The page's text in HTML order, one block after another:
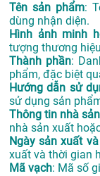
Tên sản phẩm:
dùng nhận diện.
Hình ảnh minh
tượng thương
Thành phần:
phẩm, đặc biệt
Hướng dẫn sử
sử dụng sản
Thông tin nhà
nhà sản xuất
Ngày sản xuất
xuất và thời gian
Mã vạch: Mã số